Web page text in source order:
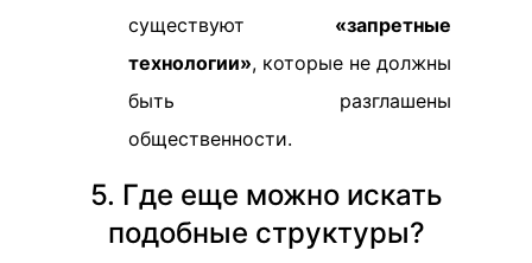
существуют «запретные
технологии», которые не должны
быть разглашены
общественности.
5. Где еще можно искать
подобные структуры?